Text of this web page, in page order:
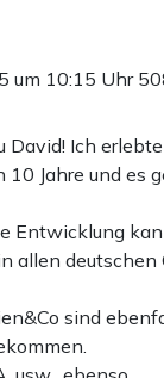
so wirklich
gesehen, dass
schauen
was
hat. Ich
großes
Doch die
wohl
um 10:15 Uhr
David! Ich
10 Jahre und es
Entwicklung
allen deutschen
sind